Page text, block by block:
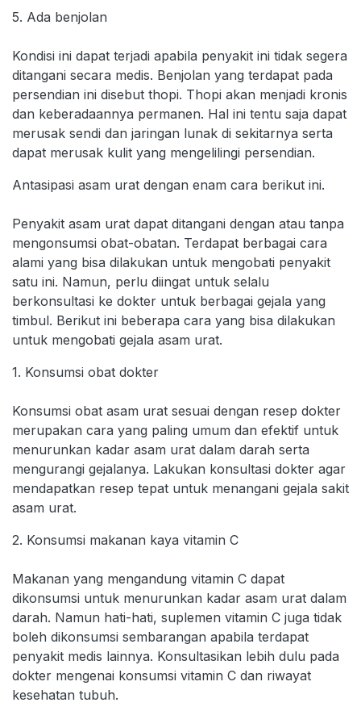
5. Ada benjolan
Kondisi ini dapat terjadi apabila penyakit ini tidak segera
ditangani secara medis. Benjolan yang terdapat pada
persendian ini disebut thopi. Thopi akan menjadi kronis
dan keberadaannya permanen. Hal ini tentu saja dapat
merusak sendi dan jaringan lunak di sekitarnya serta
dapat merusak kulit yang mengelilingi persendian.
Antasipasi asam urat dengan enam cara berikut ini.
Penyakit asam urat dapat ditangani dengan atau tanpa
mengonsumsi obat-obatan. Terdapat berbagai cara
alami yang bisa dilakukan untuk mengobati penyakit
satu ini. Namun, perlu diingat untuk selalu
berkonsultasi ke dokter untuk berbagai gejala yang
timbul. Berikut ini beberapa cara yang bisa dilakukan
untuk mengobati gejala asam urat.
1. Konsumsi obat dokter
Konsumsi obat asam urat sesuai dengan resep dokter
merupakan cara yang paling umum dan efektif untuk
menurunkan kadar asam urat dalam darah serta
mengurangi gejalanya. Lakukan konsultasi dokter agar
mendapatkan resep tepat untuk menangani gejala sakit
asam urat.
2. Konsumsi makanan kaya vitamin C
Makanan yang mengandung vitamin C dapat
dikonsumsi untuk menurunkan kadar asam urat dalam
darah. Namun hati-hati, suplemen vitamin C juga tidak
boleh dikonsumsi sembarangan apabila terdapat
penyakit medis lainnya. Konsultasikan lebih dulu pada
dokter mengenai konsumsi vitamin C dan riwayat
kesehatan tubuh.